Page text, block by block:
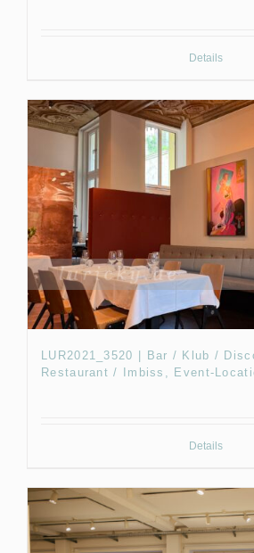
Details
LUR2021_3520 | Bar / Klub /
Restaurant / Imbiss, Event-
Details